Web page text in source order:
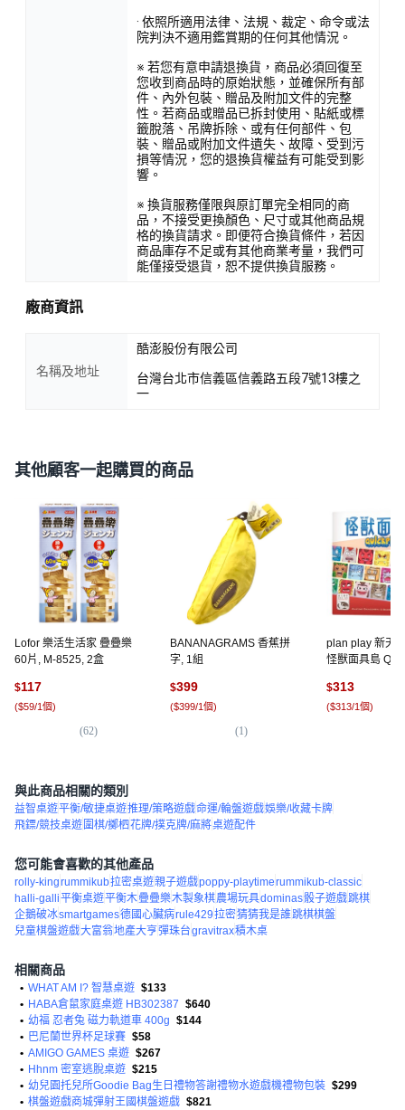
· 依照所適用法律、法規、裁定、命令或法
院判決不適用鑑賞期的任何其他情況。
※ 若您有意申請退換貨，商品必須回復至
您收到商品時的原始狀態，並確保所有部
件、內外包裝、贈品及附加文件的完整
性。若商品或贈品已拆封使用、貼紙或標
籤脫落、吊牌拆除、或有任何部件、包
裝、贈品或附加文件遺失、故障、受到污
損等情況，您的退換貨權益有可能受到影
響。
※ 換貨服務僅限與原訂單完全相同的商
品，不接受更換顏色、尺寸或其他商品規
格的換貨請求。即便符合換貨條件，若因
商品庫存不足或有其他商業考量，我們可
能僅接受退貨，恕不提供換貨服務。
廠商資訊
名稱及地址
酷澎股份有限公司
台灣台北市信義區信義路五段7號13樓之
一
其他顧客一起購買的商品
Lofor 樂活生活家 疊疊樂
60片, M-8525, 2盒
$117
($59/1個)
(62)
BANANAGRAMS 香蕉拼
字, 1組
$399
($399/1個)
(1)
plan play 新天
怪獸面具島
$313
($313/1個)
與此商品相關的類別
益智桌遊平衡/敏捷桌遊推理/策略遊戲命運/輪盤遊戲娛樂/收藏卡牌
飛鏢/競技桌遊 圍棋/擲柶花牌/撲克牌/麻將桌遊配件
您可能會喜歡的其他產品
rolly-kingrummikub拉密桌遊親子遊戲poppy-playtimerummikub-classic
halli-galli平衡桌遊平衡木疊疊樂木製象棋農場玩具dominas骰子遊戲跳棋
企鵝破冰smartgames德國心臟病rule429拉密猜猜我是誰跳棋棋盤
兒童棋盤遊戲大富翁地產大亨彈珠台gravitrax積木桌
相關商品
• WHAT AM I? 智慧桌遊 $133
• HABA倉鼠家庭桌遊 HB302387 $640
• 幼福 忍者兔 磁力軌道車 400g $144
• 巴尼蘭世界杯足球賽 $58
• AMIGO GAMES 桌遊 $267
• Hhnm 密室逃脫桌遊 $215
• 幼兒園托兒所Goodie Bag生日禮物答謝禮物水遊戲機禮物包裝 $299
• 棋盤遊戲商城彈射王國棋盤遊戲 $821